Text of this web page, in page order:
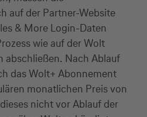
auf der Partner-Website
& More Login-Daten
wie auf der Wolt
abschließen. Nach Ablauf
das Wolt+ Abonnement
monatlichen Preis von
nicht vor Ablauf der